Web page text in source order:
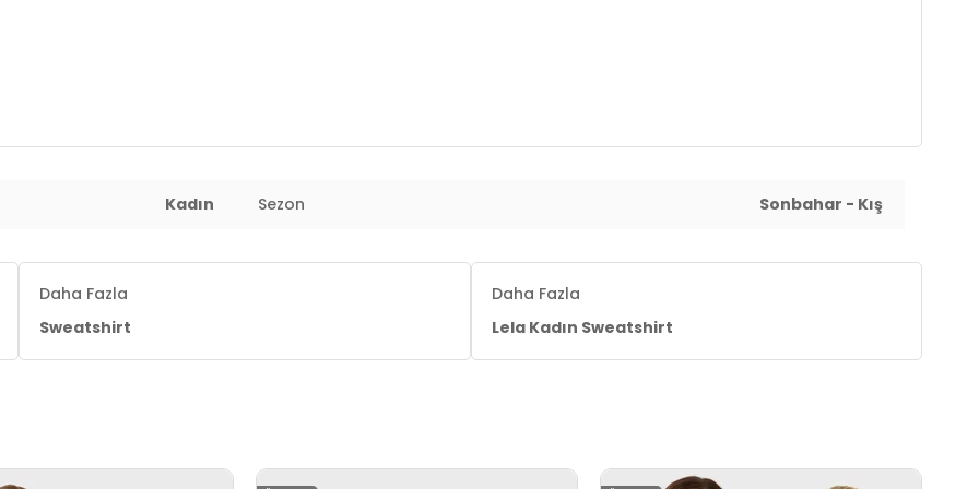
60 cm / Basen : 89 cm / Beden : S
Kadın Sezon Sonbahar - Kış
Daha Fazla
Sweatshirt
Daha Fazla
Lela Kadın Sweatshirt